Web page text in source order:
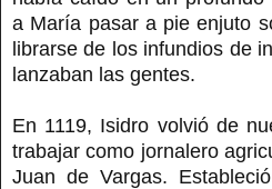
a María pasar a pie enjuto
librarse de los infundios de
lanzaban las gentes.
En 1119, Isidro volvió de
trabajar como jornalero
Juan de Vargas.